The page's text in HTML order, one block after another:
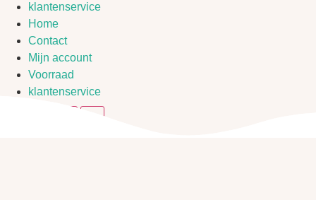
klantenservice
Home
Contact
Mijn account
Voorraad
klantenservice